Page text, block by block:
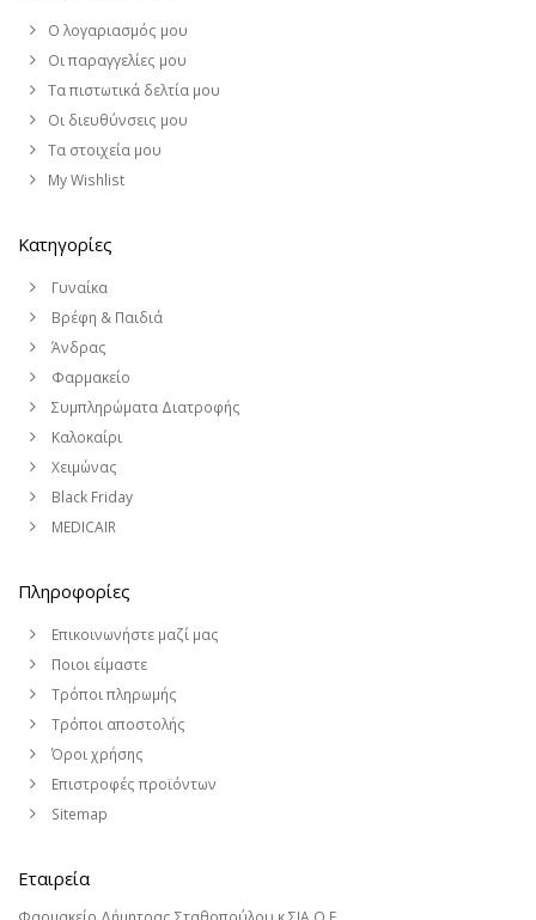
Ο λογαριασμός μου
Οι παραγγελίες μου
Τα πιστωτικά δελτία μου
Οι διευθύνσεις μου
Τα στοιχεία μου
My Wishlist
Κατηγορίες
Γυναίκα
Βρέφη & Παιδιά
Άνδρας
Φαρμακείο
Συμπληρώματα Διατροφής
Καλοκαίρι
Χειμώνας
Black Friday
MEDICAIR
Πληροφορίες
Επικοινωνήστε μαζί μας
Ποιοι είμαστε
Τρόποι πληρωμής
Τρόποι αποστολής
Όροι χρήσης
Επιστροφές προϊόντων
Sitemap
Εταιρεία